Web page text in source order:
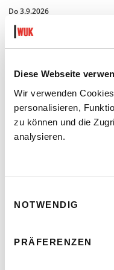
Diese Webseite
Wir verwenden
personalisieren,
zu können und die
analysieren.
NOTWENDIG
PRÄFERENZEN
Do 3.9.2026
Museum
Barrierefrei über Lift B